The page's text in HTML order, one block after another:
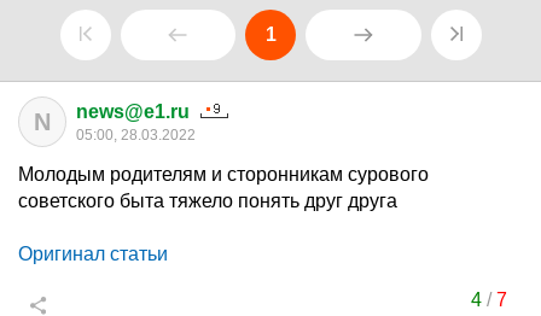
1
N news@e1.ru
05:00, 28.03.2022
Молодым родителям и сторонникам сурового
советского быта тяжело понять друг друга
Оригинал статьи
4/7